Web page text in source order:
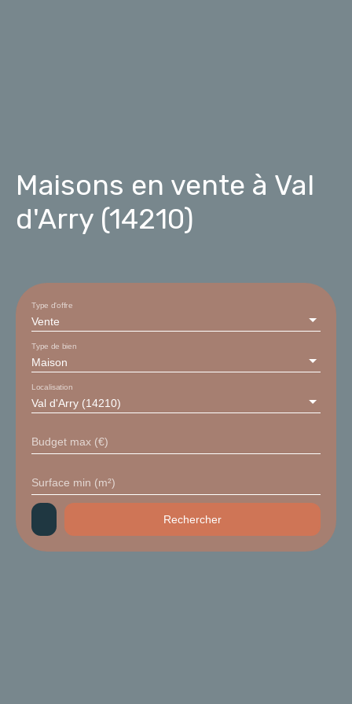
Maisons en vente à Val
d'Arry (14210)
Vente
Type d'offre
Maison
Type de bien
Val d'Arry (14210)
Localisation
Budget max (€)
Surface min (m²)
Rechercher